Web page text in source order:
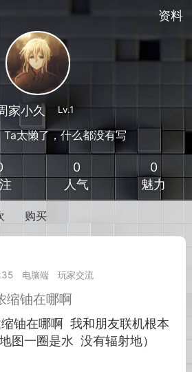
资料
道具 排行榜
略教程 联机招募
家小久 Lv.1
Ta太懒了，什么都没有写
0
人气
0
魅力
购买
电脑端 玩家交流
缩铀在哪啊
铀在哪啊 我和朋友联机根本
图一圈是水 没有辐射地）